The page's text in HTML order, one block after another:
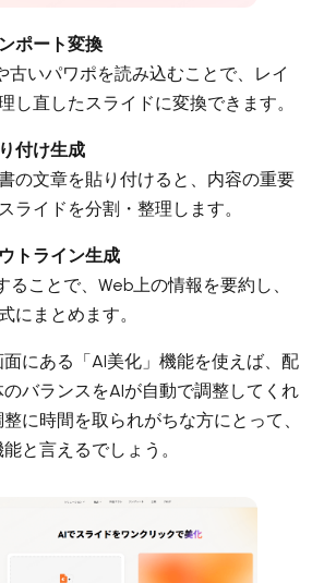
ポート変換
古いパワポを読み込むことで、レイ
し直したスライドに変換できます。
付け生成
の文章を貼り付けると、内容の重要
ライドを分割・整理します。
トライン生成
ることで、Web上の情報を要約し、
にまとめます。
にある「AI美化」機能を使えば、配
バランスをAIが自動で調整してくれ
に時間を取られがちな方にとって、
と言えるでしょう。